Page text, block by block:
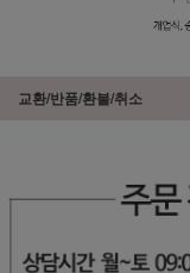
교환/반품/환불/취소